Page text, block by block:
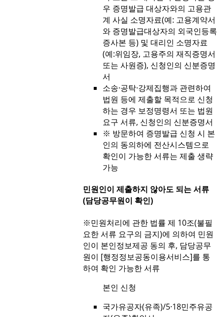
우 증명발급 대상자와의 고용관
계 사실 소명자료(예: 고용계약서
와 증명발급대상자의 외국인등록
증사본 등) 및 대리인 소명자료
(예:위임장, 고용주의 재직증명서
또는 사원증), 신청인의 신분증명
서
소송·공탁·강제집행과 관련하여
법원 등에 제출할 목적으로 신청
하는 경우 보정명령서 또는 법원
요구 서류, 신청인의 신분증명서
※ 방문하여 증명발급 신청 시 본
인의 동의하에 전산시스템으로
확인이 가능한 서류는 제출 생략
가능
민원인이 제출하지 않아도 되는 서류
(담당공무원이 확인)
※민원처리에 관한 법률 제 10조(불필
요한 서류 요구의 금지)에 의하여 민원
인이 본인정보제공 동의 후, 담당공무
원이 [행정정보공동이용서비스]를 통
하여 확인 가능한 서류
본인 신청
국가유공자(유족)/5·18민주유공